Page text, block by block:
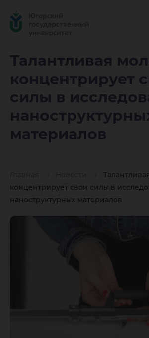
Талантливая
концентрирует
силы в
материалов
концентрирует свои силы в
наноструктурных материалов
свои